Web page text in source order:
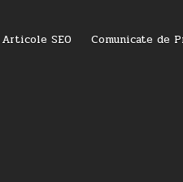
Articole SEO Comunicate de